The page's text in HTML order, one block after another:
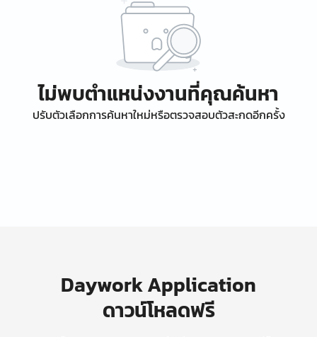
ไม่พบตำแหน่งงานที่คุณค้นหา
ปรับตัวเลือกการค้นหาใหม่หรือตรวจสอบตัวสะกดอีกครั้ง
Daywork Application
ดาวน์โหลดฟรี